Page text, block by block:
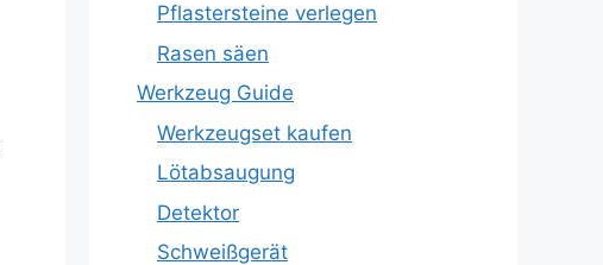
Pflastersteine verlegen
Rasen säen
Werkzeug Guide
Werkzeugset kaufen
Lötabsaugung
Detektor
Schweißgerät